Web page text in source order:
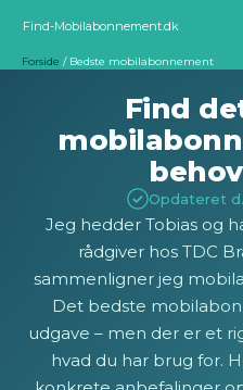
indholdet
Find-Mobilabonnement.dk
Forside Bedste mobilabonnement
Find
Opdateret
Jeg hedder Tobias og
rådgiver hos TDC
sammenligner jeg
Det bedste
udgave – men der er et
hvad du har brug for.